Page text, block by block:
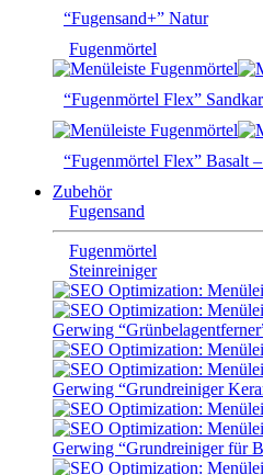
“Fugensand+” Natur
Fugenmörtel
“Fugenmörtel Flex”
“Fugenmörtel Flex” Basalt
Zubehör
Fugensand
Fugenmörtel
Steinreiniger
Gerwing
Gerwing “Grundreiniger
Gerwing “Grundreiniger für